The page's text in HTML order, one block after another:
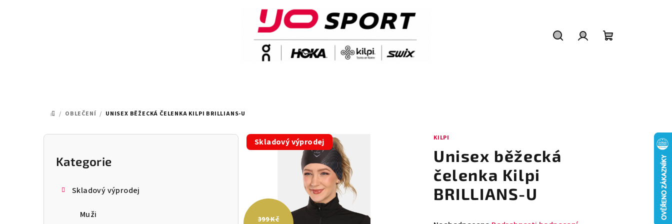
DOMŮ
/ OBLEČENÍ / UNISEX BĚŽECKÁ ČELENKA KILPI BRILLIANS-U
P
Přeskočit
kategorie
Kategorie
Skladový výprodej
Muži
KILPI
Unisex běžecká
čelenka Kilpi
BRILLIANS-U
Skladový výprodej
399 Kč